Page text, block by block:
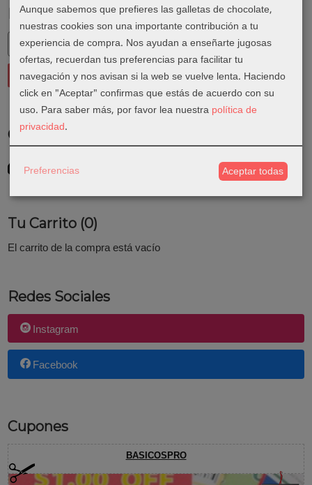
Marcas
Costes de Envío
Consultar Destinos
Tu Carrito (0)
El carrito de la compra está vacío
Redes Sociales
Instagram
Facebook
Cupones
BASICOSPRO
Aunque sabemos que prefieres las galletas de chocolate,
nuestras cookies son una importante contribución a tu
experiencia de compra. Nos ayudan a enseñarte jugosas
ofertas, recuerdan tus preferencias para facilitar tu
navegación y nos avisan si la web se vuelve lenta. Haciendo
click en "Aceptar" confirmas que estás de acuerdo con su
uso. Para saber más, por favor lea nuestra política de
privacidad.
Preferencias Aceptar todas